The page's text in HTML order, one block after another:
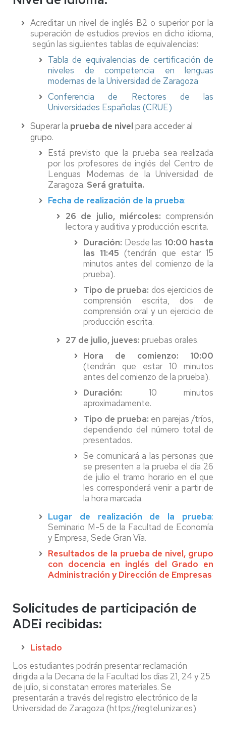
Acreditar un nivel de inglés B2 o superior por la
superación de estudios previos en dicho idioma,
según las siguientes tablas de equivalencias:
Tabla de equivalencias de certificación de
niveles de competencia en lenguas
modernas de la Universidad de Zaragoza
Conferencia de Rectores de las
Universidades Españolas (CRUE)
Superar la prueba de nivel para acceder al
grupo.
Está previsto que la prueba sea realizada
por los profesores de inglés del Centro de
Lenguas Modernas de la Universidad de
Zaragoza. Será gratuita.
Fecha de realización de la prueba:
26 de julio, miércoles: comprensión
lectora y auditiva y producción escrita.
Duración: Desde las 10:00 hasta
las 11:45(tendrán que estar 15
minutos antes del comienzo de la
prueba).
Tipo de prueba: dos ejercicios de
comprensión escrita, dos de
comprensión oral y un ejercicio de
producción escrita.
27 de julio, jueves: pruebas orales.
Hora de comienzo: 10:00
(tendrán que estar 10 minutos
antes del comienzo de la prueba).
Duración: 10 minutos
aproximadamente.
Tipo de prueba: en parejas /tríos,
dependiendo del número total de
presentados.
Se comunicará a las personas que
se presenten a la prueba el día 26
de julio el tramo horario en el que
les corresponderá venir a partir de
la hora marcada.
Lugar de realización de la prueba:
Seminario M-5 de la Facultad de Economía
y Empresa, Sede Gran Vía.
Resultados de la prueba de nivel, grupo
con docencia en inglés del Grado en
Administración y Dirección de Empresas
Solicitudes de participación de
ADEi recibidas:
Listado
Los estudiantes podrán presentar reclamación
dirigida a la Decana de la Facultad los días 21, 24 y 25
de julio, si constatan errores materiales. Se
presentarán a través del registro electrónico de la
Universidad de Zaragoza (https://regtel.unizar.es)